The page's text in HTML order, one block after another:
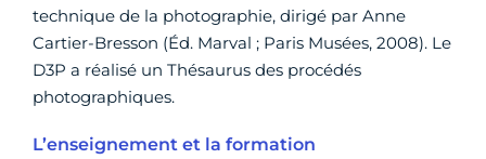
technique de la photographie, dirigé par Anne
Cartier-Bresson (Éd. Marval ; Paris Musées, 2008). Le
D3P a réalisé un Thésaurus des procédés
photographiques.
L’enseignement et la formation